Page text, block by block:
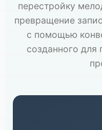
перестройку
превращение
с помощью
созданного для